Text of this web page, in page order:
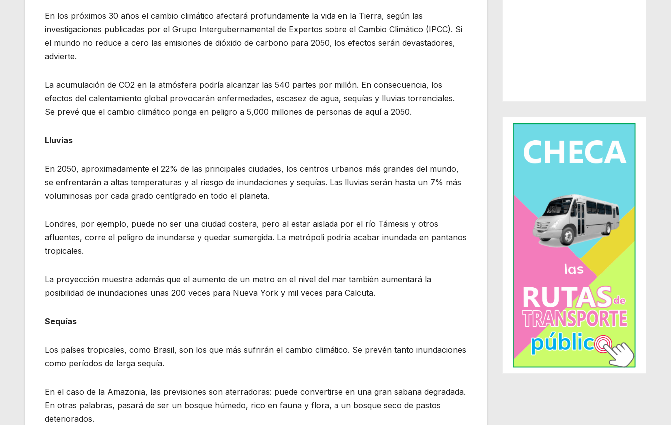
En los próximos 30 años el cambio climático afectará profundamente la vida en la Tierra, según las
investigaciones publicadas por el Grupo Intergubernamental de Expertos sobre el Cambio Climático (IPCC). Si
el mundo no reduce a cero las emisiones de dióxido de carbono para 2050, los efectos serán devastadores,
advierte.
La acumulación de CO2 en la atmósfera podría alcanzar las 540 partes por millón. En consecuencia, los
efectos del calentamiento global provocarán enfermedades, escasez de agua, sequías y lluvias torrenciales.
Se prevé que el cambio climático ponga en peligro a 5,000 millones de personas de aquí a 2050.
Lluvias
En 2050, aproximadamente el 22% de las principales ciudades, los centros urbanos más grandes del mundo,
se enfrentarán a altas temperaturas y al riesgo de inundaciones y sequías. Las lluvias serán hasta un 7% más
voluminosas por cada grado centígrado en todo el planeta.
Londres, por ejemplo, puede no ser una ciudad costera, pero al estar aislada por el río Támesis y otros
afluentes, corre el peligro de inundarse y quedar sumergida. La metrópoli podría acabar inundada en pantanos
tropicales.
La proyección muestra además que el aumento de un metro en el nivel del mar también aumentará la
posibilidad de inundaciones unas 200 veces para Nueva York y mil veces para Calcuta.
Sequías
Los países tropicales, como Brasil, son los que más sufrirán el cambio climático. Se prevén tanto inundaciones
como períodos de larga sequía.
En el caso de la Amazonia, las previsiones son aterradoras: puede convertirse en una gran sabana degradada.
En otras palabras, pasará de ser un bosque húmedo, rico en fauna y flora, a un bosque seco de pastos
deteriorados.